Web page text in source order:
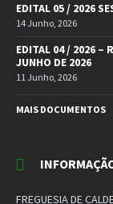
EDITAL 05 / 2026
14 Junho, 2026
EDITAL 04 / 2026 –
JUNHO DE 2026
11 Junho, 2026
MAIS DOCUMENTOS
FREGUESIA DE